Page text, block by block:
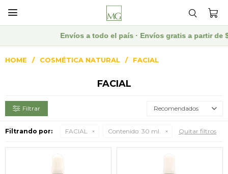

Envíos a todo el país · Envíos gratis a partir de
HOME COSMÉTICA NATURAL FACIAL
FACIAL
Recomendados
Filtrando por: FACIAL Contenido: 30 ml. Quitar filtros